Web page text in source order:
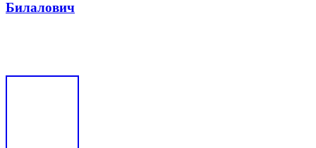
Билалович